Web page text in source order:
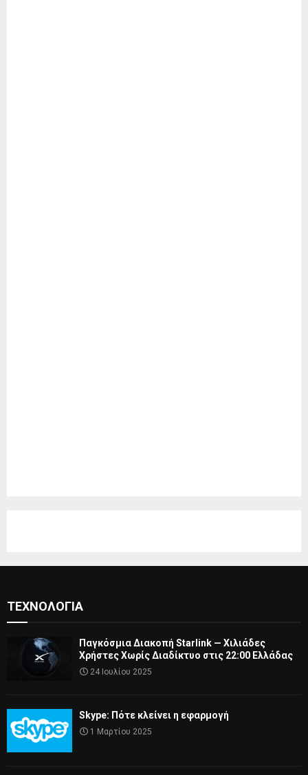
ΤΕΧΝΟΛΟΓΊΑ
Παγκόσμια Διακοπή Starlink — Χιλιάδες
Χρήστες Χωρίς Διαδίκτυο στις 22:00 Ελλάδας
24 Ιουλίου 2025
Skype: Πότε κλείνει η εφαρμογή
1 Μαρτίου 2025